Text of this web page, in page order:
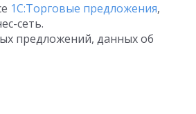
1С:Торговые предложения,
сеть.
предложений, данных об